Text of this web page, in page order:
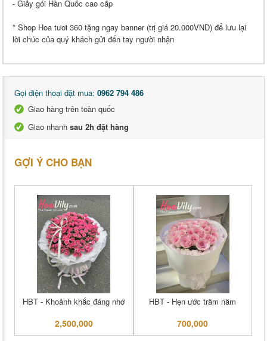
- Giấy gói Hàn Quốc cao cấp
* Shop Hoa tươi 360 tặng ngay banner (trị giá 20.000VND) để lưu lại
lời chúc của quý khách gửi đến tay người nhận
Gọi điện thoại đặt mua: 0962 794 486
Giao hàng trên toàn quốc
Giao nhanh sau 2h đặt hàng
GỢI Ý CHO BẠN
HBT - Khoảnh khắc đáng nhớ
2,500,000
HBT - Hẹn ước trăm năm
700,000